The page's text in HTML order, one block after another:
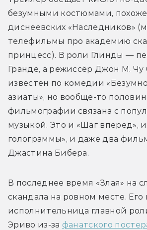
безумными костюмами,
диснеевских «Наследников»
телефильмы про академию
принцесс). В роли Глинды —
Гранде, а режиссёр Джон М. Чу
известен по комедии
азиаты», но вообще-то
фильмографии связана с
музыкой. Это и «Шаг вперёд»,
голограммы», и даже два
Джастина Бибера.
В последнее время «Злая» на
скандала на ровном месте. Его
исполнительница главной
Эриво из-за фанатского